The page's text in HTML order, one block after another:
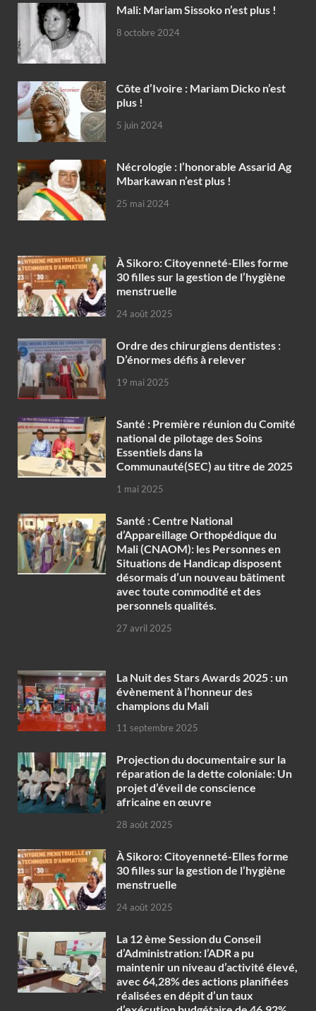
Mali: Mariam Sissoko n’est plus !
8 octobre 2024
Côte d’Ivoire : Mariam Dicko n’est
plus !
5 juin 2024
Nécrologie : l’honorable Assarid Ag
Mbarkawan n’est plus !
25 mai 2024
À Sikoro: Citoyenneté-Elles forme
30 filles sur la gestion de l’hygiène
menstruelle
24 août 2025
Ordre des chirurgiens dentistes :
D’énormes défis à relever
19 mai 2025
Santé : Première réunion du Comité
national de pilotage des Soins
Essentiels dans la
Communauté(SEC) au titre de 2025
1 mai 2025
Santé : Centre National
d’Appareillage Orthopédique du
Mali (CNAOM): les Personnes en
Situations de Handicap disposent
désormais d’un nouveau bâtiment
avec toute commodité et des
personnels qualités.
27 avril 2025
‎La Nuit des Stars Awards 2025 : un
évènement à l’honneur des
champions du Mali
11 septembre 2025
Projection du documentaire sur la
réparation de la dette coloniale: Un
projet d’éveil de conscience
africaine en œuvre‎
28 août 2025
À Sikoro: Citoyenneté-Elles forme
30 filles sur la gestion de l’hygiène
menstruelle
24 août 2025
La 12 ème Session du Conseil
d’Administration: l’ADR a pu
maintenir un niveau d’activité élevé,
avec 64,28% des actions planifiées
réalisées en dépit d’un taux